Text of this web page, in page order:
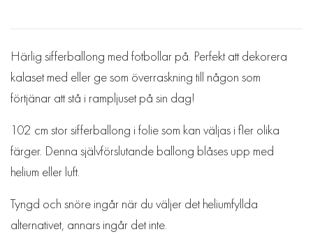
Härlig sifferballong med fotbollar på. Perfekt att dekorera
kalaset med eller ge som överraskning till någon som
förtjänar att stå i rampljuset på sin dag!
102 cm stor sifferballong i folie som kan väljas i fler olika
färger. Denna självförslutande ballong blåses upp med
helium eller luft.
Tyngd och snöre ingår när du väljer det heliumfyllda
alternativet, annars ingår det inte.